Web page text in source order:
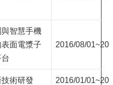
智慧手機
面電漿子
2016/08/
術研發 2016/01/